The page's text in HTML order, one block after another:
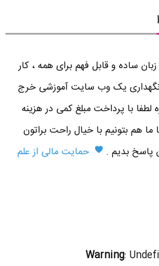
ساده و قابل فهم برای همه ، کار
نگهداری یک وب سایت آموزشی خرج
لطفا با پرداخت مبلغ کمی در هزینه
هم بتونیم با خیال راحت براتون
پاسخ بدیم .
حمایت مالی از علم
Warning: